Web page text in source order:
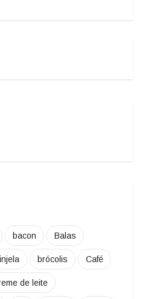
bacon Balas
brócolis Café
de leite